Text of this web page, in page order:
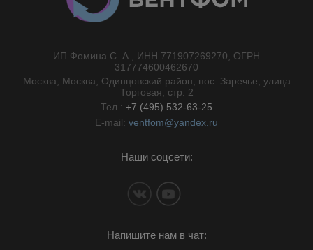
ИП Фомина С. А., ИНН 771907269270, ОГРН
317774600462670
Москва, Москва, Одинцовский район, пос. Заречье, улица
Торговая, стр. 2
Тел.: +7 (495) 532-63-25
E-mail: ventfom@yandex.ru
Наши соцсети:
Напишите нам в чат: